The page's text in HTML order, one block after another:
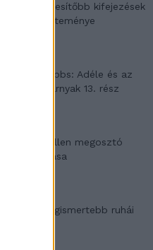
A legidegesítőbb kifejezések
laza gyűjteménye
Elyna Robbs: Adéle és az
örökölt árnyak 13. rész
Woody Allen megosztó
zsenialitása
A világ legismertebb ruhái